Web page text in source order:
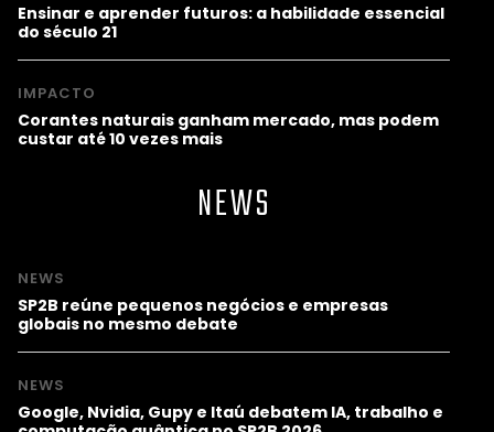
Ensinar e aprender futuros: a habilidade essencial
do século 21
IMPACTO
Corantes naturais ganham mercado, mas podem
custar até 10 vezes mais
NEWS
NEWS
SP2B reúne pequenos negócios e empresas
globais no mesmo debate
NEWS
Google, Nvidia, Gupy e Itaú debatem IA, trabalho e